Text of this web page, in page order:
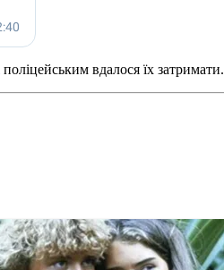
поліцейським вдалося їх затримати.